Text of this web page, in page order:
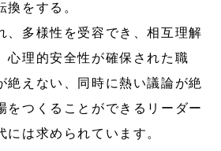
換をする。
、多様性を受容でき、相互理解
心理的安全性が確保された職
絶えない、同時に熱い議論が絶
をつくることができるリーダー
には求められています。